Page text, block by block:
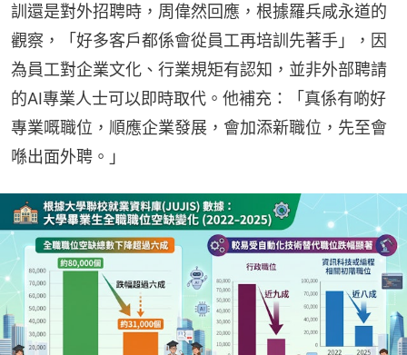
訓還是對外招聘時，周偉然回應，根據羅兵咸永道的
觀察，「好多客戶都係會從員工再培訓先著手」，因
為員工對企業文化、行業規矩有認知，並非外部聘請
的AI專業人士可以即時取代。他補充：「真係有啲好
專業嘅職位，順應企業發展，會加添新職位，先至會
喺出面外聘。」